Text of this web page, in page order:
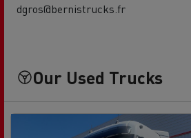
dgros@bernistrucks.fr
Our Used Trucks